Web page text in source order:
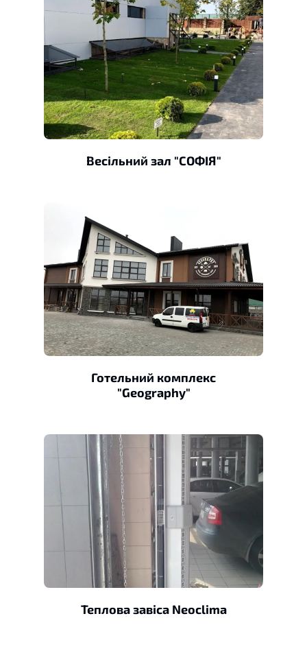
Весільний зал "СОФІЯ"
Готельний комплекс
"Geography"
Теплова завіса Neoclima